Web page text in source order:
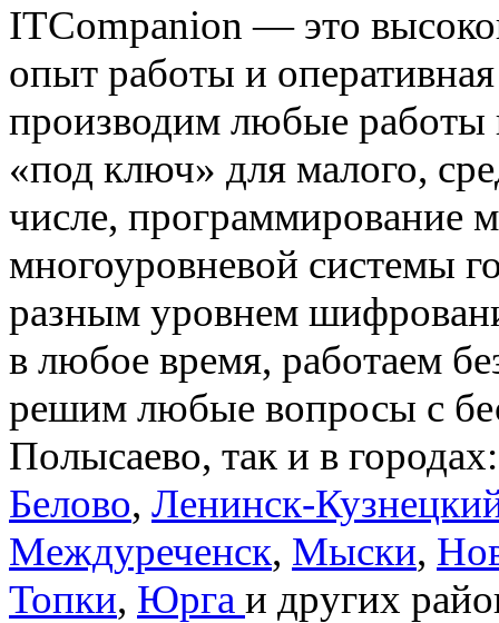
ITCompanion — это
опыт работы и
производим любые работы
«под ключ» для малого,
числе, программирование
многоуровневой системы
разным уровнем
в любое время,
решим любые вопросы с
Полысаево, так и в
Белово, Ленинск-
Междуреченск, Мыски,
Топки, Юрга и других